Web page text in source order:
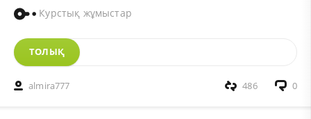
Курстық жұмыстар
ТОЛЫҚ
almira777 0
486